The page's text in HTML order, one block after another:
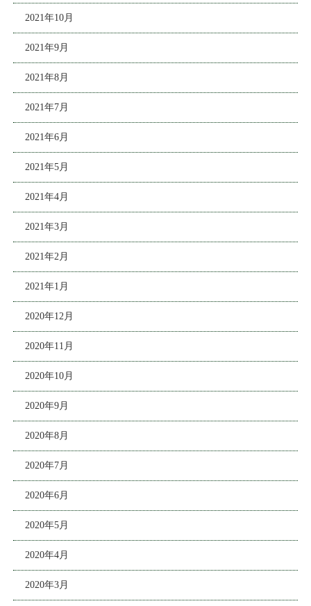
2021年10月
2021年9月
2021年8月
2021年7月
2021年6月
2021年5月
2021年4月
2021年3月
2021年2月
2021年1月
2020年12月
2020年11月
2020年10月
2020年9月
2020年8月
2020年7月
2020年6月
2020年5月
2020年4月
2020年3月